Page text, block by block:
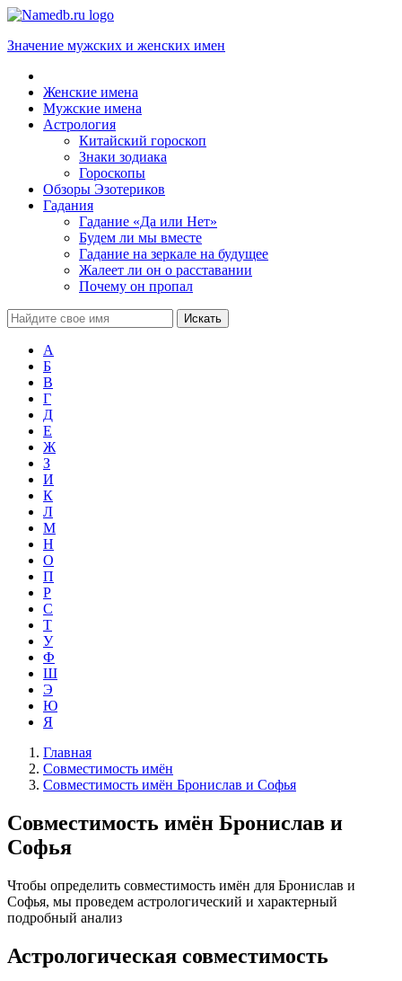
Значение мужских и женских имен
Женские имена
Мужские имена
Астрология
Китайский гороскоп
Знаки зодиака
Гороскопы
Обзоры Эзотериков
Гадания
Гадание «Да или Нет»
Будем ли мы вместе
Гадание на зеркале на будущее
Жалеет ли он о расставании
Почему он пропал
А
Б
В
Г
Д
Е
Ж
З
И
К
Л
М
Н
О
П
Р
С
Т
У
Ф
Ш
Э
Ю
Я
Главная
Совместимость имён
Совместимость имён Бронислав и Софья
Совместимость имён Бронислав и
Софья
Чтобы определить совместимость имён для Бронислав и
Софья, мы проведем астрологический и характерный
подробный анализ
Астрологическая совместимость